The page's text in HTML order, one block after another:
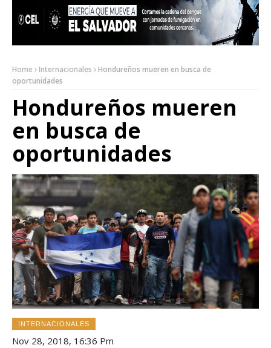
Home Internacionales
Hondureños mueren en busca de
oportunidades
Hondureños mueren
en busca de
oportunidades
INTERNACIONALES
Nov 28, 2018, 16:36 Pm